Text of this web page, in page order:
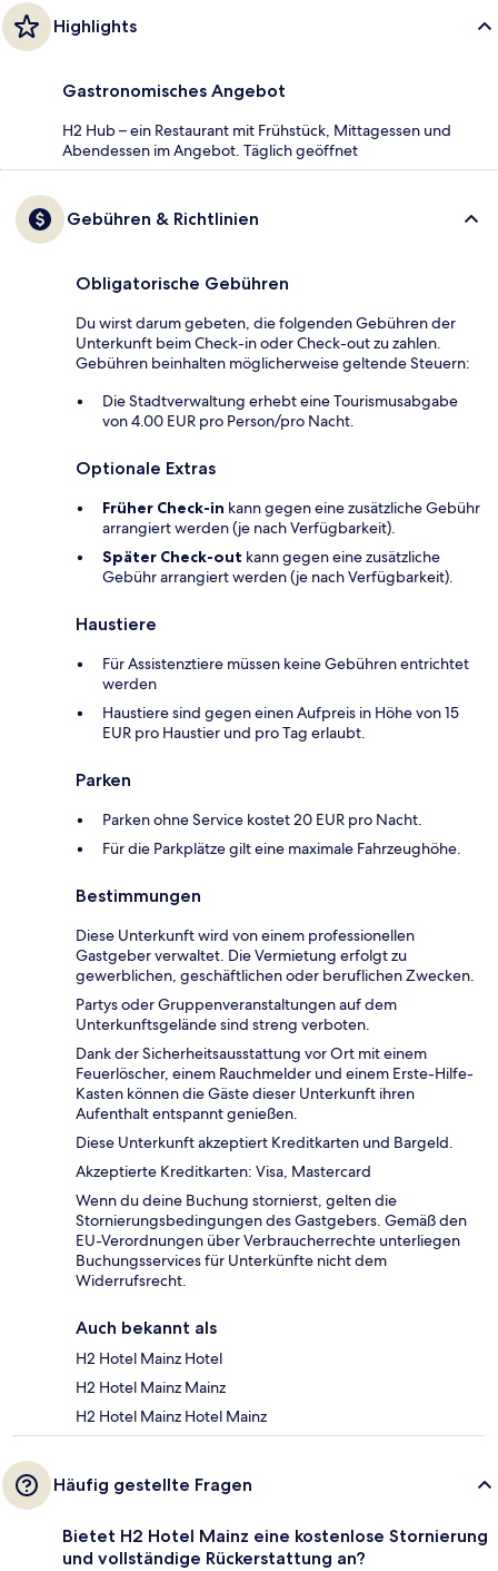
Highlights
Gastronomisches Angebot
H2 Hub – ein Restaurant mit Frühstück, Mittagessen und
Abendessen im Angebot. Täglich geöffnet
Gebühren & Richtlinien
Obligatorische Gebühren
Du wirst darum gebeten, die folgenden Gebühren der
Unterkunft beim Check-in oder Check-out zu zahlen.
Gebühren beinhalten möglicherweise geltende Steuern:
Die Stadtverwaltung erhebt eine Tourismusabgabe
von 4.00 EUR pro Person/pro Nacht.
Optionale Extras
Früher Check-in kann gegen eine zusätzliche Gebühr
arrangiert werden (je nach Verfügbarkeit).
Später Check-out kann gegen eine zusätzliche
Gebühr arrangiert werden (je nach Verfügbarkeit).
Haustiere
Für Assistenztiere müssen keine Gebühren entrichtet
werden
Haustiere sind gegen einen Aufpreis in Höhe von 15
EUR pro Haustier und pro Tag erlaubt.
Parken
Parken ohne Service kostet 20 EUR pro Nacht.
Für die Parkplätze gilt eine maximale Fahrzeughöhe.
Bestimmungen
Diese Unterkunft wird von einem professionellen
Gastgeber verwaltet. Die Vermietung erfolgt zu
gewerblichen, geschäftlichen oder beruflichen Zwecken.
Partys oder Gruppenveranstaltungen auf dem
Unterkunftsgelände sind streng verboten.
Dank der Sicherheitsausstattung vor Ort mit einem
Feuerlöscher, einem Rauchmelder und einem Erste-Hilfe-
Kasten können die Gäste dieser Unterkunft ihren
Aufenthalt entspannt genießen.
Diese Unterkunft akzeptiert Kreditkarten und Bargeld.
Akzeptierte Kreditkarten: Visa, Mastercard
Wenn du deine Buchung stornierst, gelten die
Stornierungsbedingungen des Gastgebers. Gemäß den
EU-Verordnungen über Verbraucherrechte unterliegen
Buchungsservices für Unterkünfte nicht dem
Widerrufsrecht.
Auch bekannt als
H2 Hotel Mainz Hotel
H2 Hotel Mainz Mainz
H2 Hotel Mainz Hotel Mainz
Häufig gestellte Fragen
Bietet H2 Hotel Mainz eine kostenlose Stornierung
und vollständige Rückerstattung an?